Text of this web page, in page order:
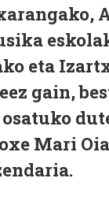
eta
gain,
Mari